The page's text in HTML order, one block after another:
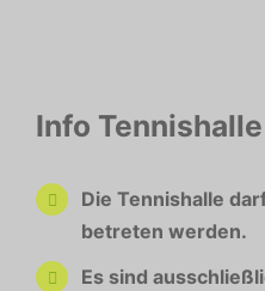
Info Tennishalle
Die Tennishalle
betreten werden.
Es sind